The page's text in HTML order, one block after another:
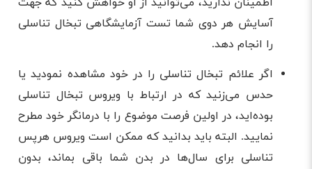
آسایش هر دوی شما تست آزمایشگاهی تبخال تناسلی
را انجام دهد.
اگر علائم تبخال تناسلی را در خود مشاهده نمودید یا
حدس می‌زنید که در ارتباط با ویروس تبخال تناسلی
بوده‌اید، در اولین فرصت موضوع را با درمانگر خود مطرح
نمایید. البته باید بدانید که ممکن است ویروس هرپس
تناسلی برای سال‌ها در بدن شما باقی بماند، بدون